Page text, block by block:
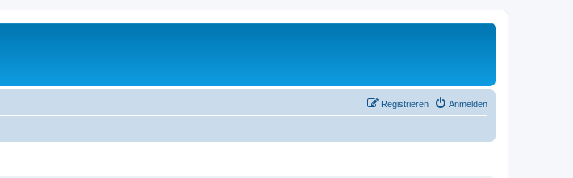
Anmelden
Registrieren